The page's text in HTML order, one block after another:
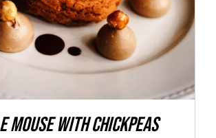
Mouse With Chickpeas